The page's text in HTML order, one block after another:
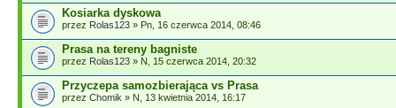
Kosiarka dyskowa
przez Rolas123 » Pn, 16 czerwca 2014, 08:46
Prasa na tereny bagniste
przez Rolas123 » N, 15 czerwca 2014, 20:32
Przyczepa samozbierająca vs Prasa
przez Chomik » N, 13 kwietnia 2014, 16:17